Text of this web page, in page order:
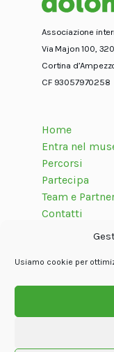
Usiamo cookie per
Associazione
Via Majon 100,
Cortina
CF 93057970258
Home
Entra nel
Percorsi
Partecipa
Team e
Contatti
Seguici su
© Associazione